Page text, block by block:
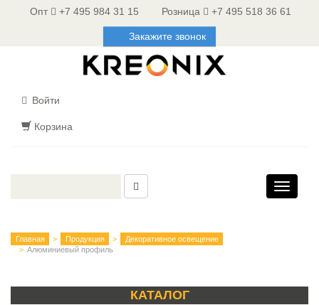
Опт +7 495 984 31 15 Розница +7 495 518 36 61
Закажите звонок
Войти
Корзина
Toggle
Главная Продукция
Декоративное освещение
Алюминиевый профиль
КАТАЛОГ